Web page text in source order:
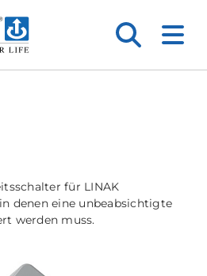
für LINAK
denen eine unbeabsichtigte
werden muss.